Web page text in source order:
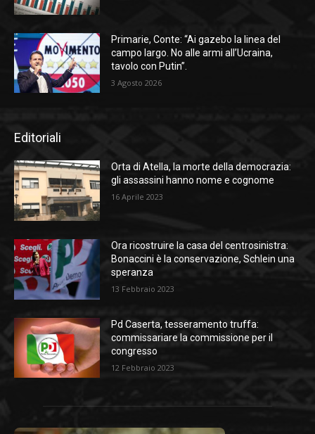
Primarie, Conte: “Ai gazebo la linea del
campo largo. No alle armi all’Ucraina,
tavolo con Putin”.
3 Agosto 2026
Editoriali
Orta di Atella, la morte della democrazia:
gli assassini hanno nome e cognome
16 Aprile 2023
Ora ricostruire la casa del centrosinistra:
Bonaccini è la conservazione, Schlein una
speranza
13 Febbraio 2023
Pd Caserta, tesseramento truffa:
commissariare la commissione per il
congresso
12 Febbraio 2023